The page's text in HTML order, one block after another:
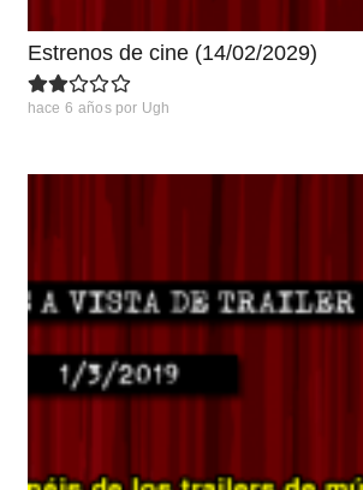
Estrenos de cine (14/02/2029)
hace 6 años por Ugh